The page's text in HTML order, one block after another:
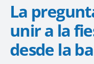
La
unir a la
desde la